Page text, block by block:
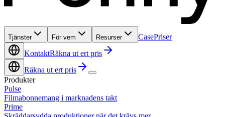
Tjänster För vem Resurser CasePriser
KontaktRäkna ut ert pris
Räkna ut ert pris
Produkter
Pulse
Filmabonnemang i marknadens takt
Prime